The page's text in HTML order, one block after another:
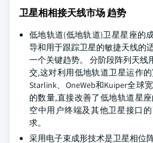
卫星相相接天线市场 趋势
低地轨道(低地轨道)卫星星座的
导和用于跟踪卫星的敏捷天线的
一个关键趋势。 分阶段阵列天线
交,这对利用低地轨道卫星运作
Starlink、OneWeb和Kuiper全球
的数量,直接改善了低地轨道星
空中用户终端及其他卫星接口
求。
采用电子束成形技术是卫星相位